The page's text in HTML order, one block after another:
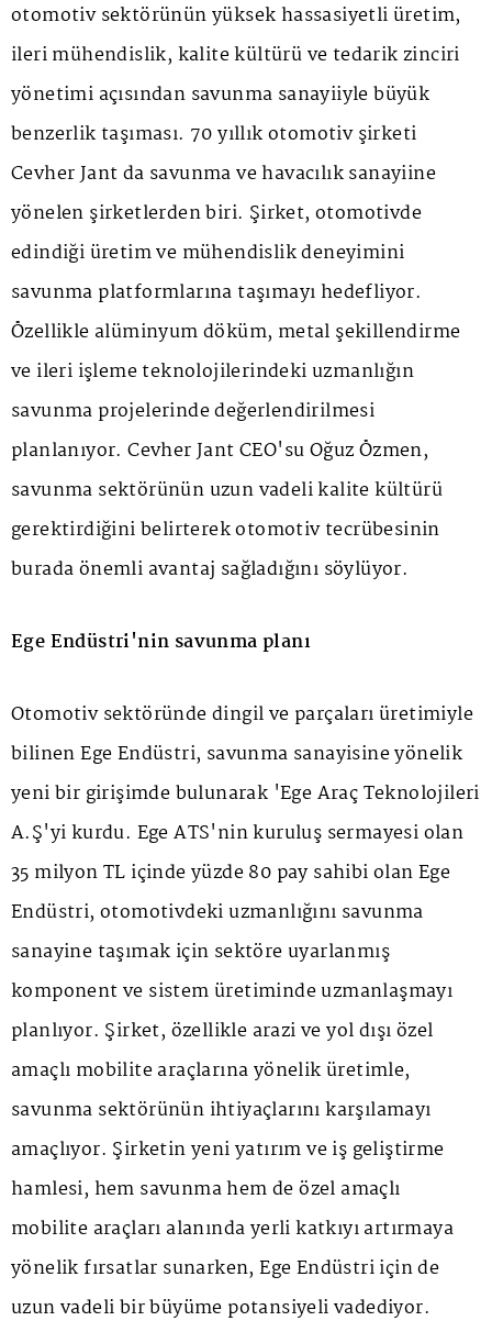
otomotiv sektörünün yüksek hassasiyetli üretim,
ileri mühendislik, kalite kültürü ve tedarik zinciri
yönetimi açısından savunma sanayiiyle büyük
benzerlik taşıması. 70 yıllık otomotiv şirketi
Cevher Jant da savunma ve havacılık sanayiine
yönelen şirketlerden biri. Şirket, otomotivde
edindiği üretim ve mühendislik deneyimini
savunma platformlarına taşımayı hedefliyor.
Özellikle alüminyum döküm, metal şekillendirme
ve ileri işleme teknolojilerindeki uzmanlığın
savunma projelerinde değerlendirilmesi
planlanıyor. Cevher Jant CEO'su Oğuz Özmen,
savunma sektörünün uzun vadeli kalite kültürü
gerektirdiğini belirterek otomotiv tecrübesinin
burada önemli avantaj sağladığını söylüyor.
Ege Endüstri'nin savunma planı
Otomotiv sektöründe dingil ve parçaları üretimiyle
bilinen Ege Endüstri, savunma sanayisine yönelik
yeni bir girişimde bulunarak 'Ege Araç Teknolojileri
A.Ş'yi kurdu. Ege ATS'nin kuruluş sermayesi olan
35 milyon TL içinde yüzde 80 pay sahibi olan Ege
Endüstri, otomotivdeki uzmanlığını savunma
sanayine taşımak için sektöre uyarlanmış
komponent ve sistem üretiminde uzmanlaşmayı
planlıyor. Şirket, özellikle arazi ve yol dışı özel
amaçlı mobilite araçlarına yönelik üretimle,
savunma sektörünün ihtiyaçlarını karşılamayı
amaçlıyor. Şirketin yeni yatırım ve iş geliştirme
hamlesi, hem savunma hem de özel amaçlı
mobilite araçları alanında yerli katkıyı artırmaya
yönelik fırsatlar sunarken, Ege Endüstri için de
uzun vadeli bir büyüme potansiyeli vadediyor.